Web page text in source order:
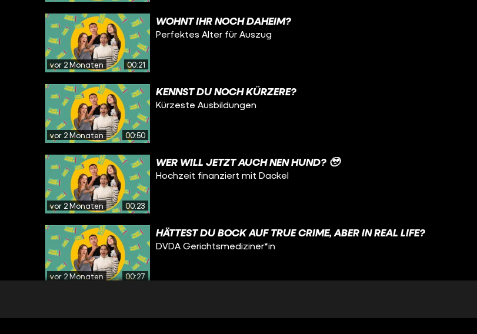
vor 2 Monaten 00:21
WOHNT IHR NOCH DAHEIM?
Perfektes Alter für Auszug
vor 2 Monaten 00:50
KENNST DU NOCH KÜRZERE?
Kürzeste Ausbildungen
vor 2 Monaten 00:23
WER WILL JETZT AUCH NEN HUND? 🥹
Hochzeit finanziert mit Dackel
vor 2 Monaten 00:27
HÄTTEST DU BOCK AUF TRUE CRIME, ABER IN REAL LIFE?
DVDA Gerichtsmediziner*in
3 Spartipps Städtetrip